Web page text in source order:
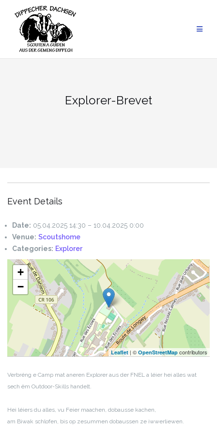
content
Explorer-Brevet
Event Details
Date: 05.04.2025 14:30 – 10.04.2025 0:00
Venue: Scoutshome
Categories: Explorer
+
−
Leaflet | © OpenStreetMap contributors
Verbréng e Camp mat aneren Explorer aus der FNEL a léier hei alles wat
sech ëm Outdoor-Skills handelt.
Hei léiers du alles, vu Feier maachen, dobausse kachen,
am Biwak schlofen, bis op zesummen dobaussen ze iwwerliewen.